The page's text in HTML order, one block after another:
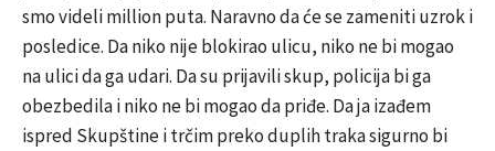
smo videli million puta. Naravno da će se zameniti uzrok i
posledice. Da niko nije blokirao ulicu, niko ne bi mogao
na ulici da ga udari. Da su prijavili skup, policija bi ga
obezbedila i niko ne bi mogao da priđe. Da ja izađem
ispred Skupštine i trčim preko duplih traka sigurno bi